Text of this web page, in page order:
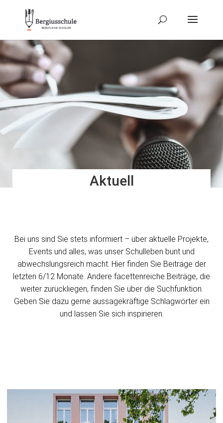
Aktuell
Bei uns sind Sie stets informiert – über aktuelle Projekte,
Events und alles, was unser Schulleben bunt und
abwechslungsreich macht. Hier finden Sie Beiträge der
letzten 6/12 Monate. Andere facettenreiche Beiträge, die
weiter zurückliegen, finden Sie über die Suchfunktion.
Geben Sie dazu gerne aussagekräftige Schlagwörter ein
und lassen Sie sich inspirieren.